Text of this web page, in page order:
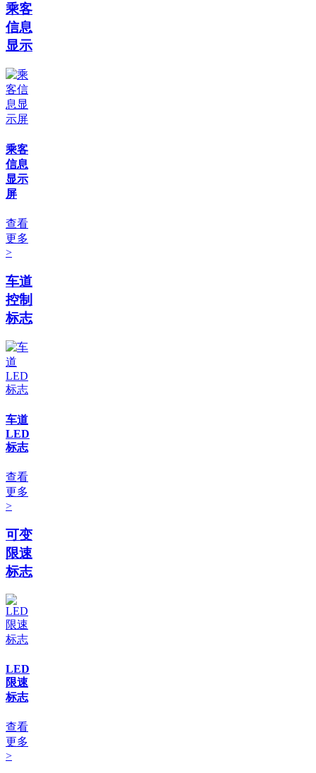
乘客
信息
显示
乘客
信息
显示
屏
查看
更多
>
车道
控制
标志
车道
LED
标志
查看
更多
>
可变
限速
标志
LED
限速
标志
查看
更多
>